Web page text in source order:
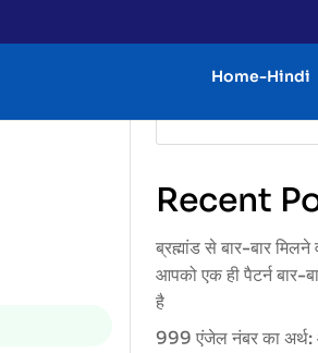
Home-Hindi
Recent
ब्रह्मांड से बार-बार
आपको एक ही पैटर्न बार-
है
999 एंजेल नंबर का अर्थ: